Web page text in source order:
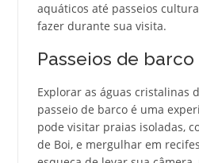
aquáticos até passeios
fazer durante sua visita.
Passeios de barco
Explorar as águas cristalinas
passeio de barco é uma
pode visitar praias isoladas,
de Boi, e mergulhar em